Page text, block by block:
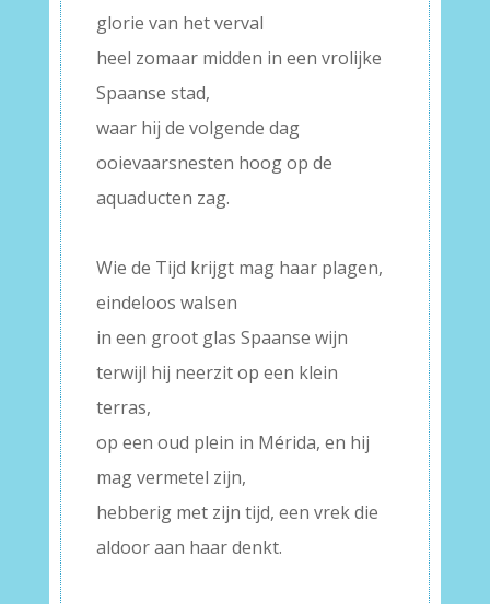
glorie van het verval
heel zomaar midden in een vrolijke
Spaanse stad,
waar hij de volgende dag
ooievaarsnesten hoog op de
aquaducten zag.
Wie de Tijd krijgt mag haar plagen,
eindeloos walsen
in een groot glas Spaanse wijn
terwijl hij neerzit op een klein
terras,
op een oud plein in Mérida, en hij
mag vermetel zijn,
hebberig met zijn tijd, een vrek die
aldoor aan haar denkt.